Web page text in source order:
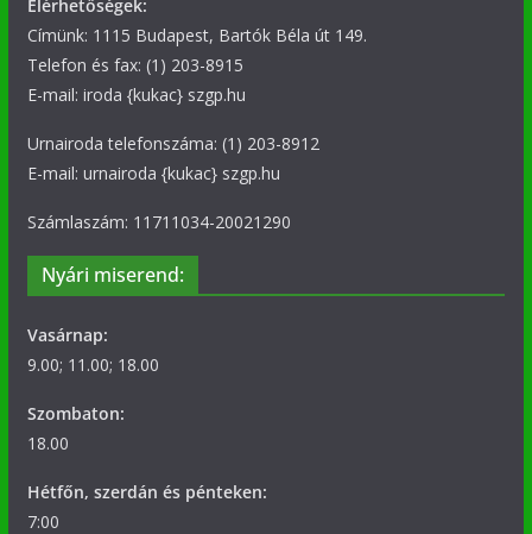
Elérhetőségek:
Címünk: 1115 Budapest, Bartók Béla út 149.
Telefon és fax: (1) 203-8915
E-mail: iroda {kukac} szgp.hu
Urnairoda telefonszáma: (1) 203-8912
E-mail: urnairoda {kukac} szgp.hu
Számlaszám: 11711034-20021290
Nyári miserend:
Vasárnap:
9.00; 11.00; 18.00
Szombaton:
18.00
Hétfőn, szerdán és pénteken:
7:00